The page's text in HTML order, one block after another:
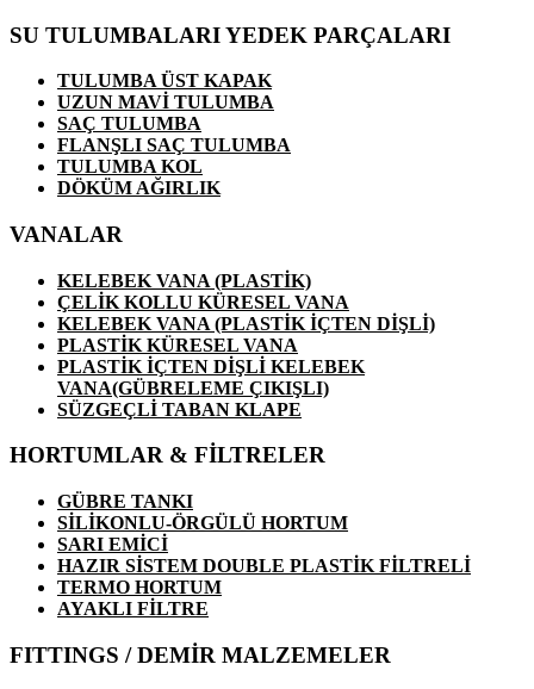
SU TULUMBALARI YEDEK PARÇALARI
TULUMBA ÜST KAPAK
UZUN MAVİ TULUMBA
SAÇ TULUMBA
FLANŞLI SAÇ TULUMBA
TULUMBA KOL
DÖKÜM AĞIRLIK
VANALAR
KELEBEK VANA (PLASTİK)
ÇELİK KOLLU KÜRESEL VANA
KELEBEK VANA (PLASTİK İÇTEN DİŞLİ)
PLASTİK KÜRESEL VANA
PLASTİK İÇTEN DİŞLİ KELEBEK
VANA(GÜBRELEME ÇIKIŞLI)
SÜZGEÇLİ TABAN KLAPE
HORTUMLAR & FİLTRELER
GÜBRE TANKI
SİLİKONLU-ÖRGÜLÜ HORTUM
SARI EMİCİ
HAZIR SİSTEM DOUBLE PLASTİK FİLTRELİ
TERMO HORTUM
AYAKLI FİLTRE
FITTINGS / DEMİR MALZEMELER